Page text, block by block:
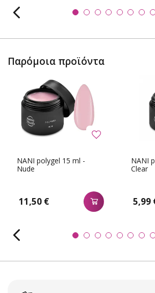
Παρόμοια προϊόντα
NANI polygel 15 ml -
Nude
11,50 €
NANI
Clear
5,99